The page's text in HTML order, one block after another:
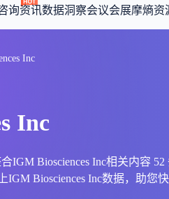
询
“十五五”战略规划
资讯
注册审批
数据洞察
分析与决策支持
会议会展摩熵资
Inc
Inc
IGM Biosciences Inc相关内容
Biosciences Inc数据，助您